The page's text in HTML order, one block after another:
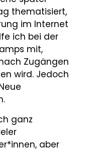
thematisiert,
im Internet
ich bei der
mit,
Zugängen
wird. Jedoch
ganz
aber